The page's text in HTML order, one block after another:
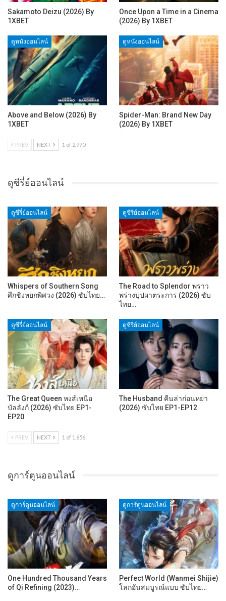
Sakamoto Deizu (2026) By
1XBET
Once Upon a Time in a Cinema
(2026) By 1XBET
ดูหนังออนไลน์
Above and Below (2026) By
1XBET
ดูหนังออนไลน์
Spider-Man: Brand New Day
(2026) By 1XBET
PREV NEXT 1 of 2,770
ดูซีรี่ย์ออนไลน์
ดูซีรี่ย์ออนไลน์
Whispers of Southern Song
ศึกชิงหยกพิศวง (2026) ซับไทย…
ดูซีรี่ย์ออนไลน์
The Road to Splendor พราว
พร่างบุปผาตระการ (2026) ซับ
ไทย…
ดูซีรี่ย์ออนไลน์
The Great Queen หงส์เหนือ
บัลลังก์ (2026) ซับไทย EP1-
EP20
ดูซีรี่ย์ออนไลน์
The Husband คืนล่าก่อนหย่า
(2026) ซับไทย EP1-EP12
PREV NEXT 1 of 1,656
ดูการ์ตูนออนไลน์
ดูการ์ตูนออนไลน์
One Hundred Thousand Years
of Qi Refining (2023)…
ดูการ์ตูนออนไลน์
Perfect World (Wanmei Shijie)
โลกอันสมบูรณ์แบบ ซับไทย…